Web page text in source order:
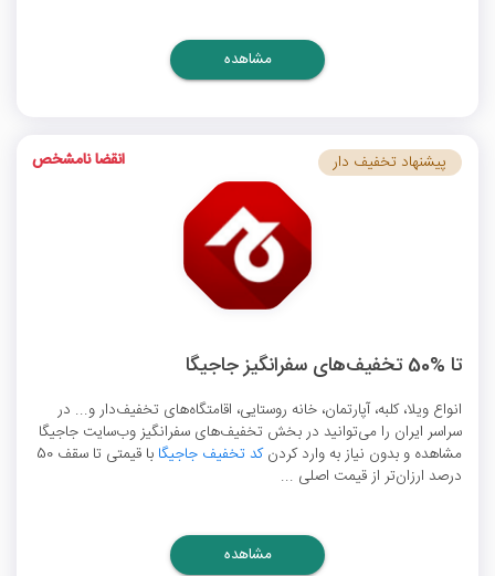
مشاهده
تا %50 تخفیف‌های سفرانگیز جاجیگا
انواع ویلا، کلبه، آپارتمان، خانه روستایی، اقامتگاه‌های تخفیف‌دار و... در
سراسر ایران را می‌توانید در بخش تخفیف‌های سفرانگیز وب‌سایت جاجیگا
مشاهده و بدون نیاز به وارد کردنکد تخفیف جاجیگا
با قیمتی تا سقف 50
درصد ارزان‌تر از قیمت اصلی ...
پیشنهاد تخفیف دار انقضا نامشخص
مشاهده